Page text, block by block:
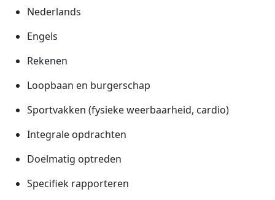
Nederlands
Engels
Rekenen
Loopbaan en burgerschap
Sportvakken (fysieke weerbaarheid, cardio)
Integrale opdrachten
Doelmatig optreden
Specifiek rapporteren